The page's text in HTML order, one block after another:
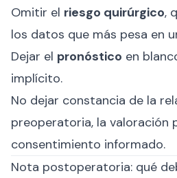
Omitir el riesgo quirúrgico,
los datos que más pesa en
Dejar el pronóstico en
implícito.
No dejar constancia de la
preoperatoria, la valoración
consentimiento informado.
Nota postoperatoria: qué